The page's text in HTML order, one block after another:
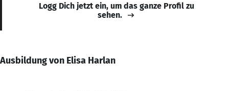
Logg Dich jetzt ein, um das ganze Profil zu
sehen.
Ausbildung von Elisa Harlan